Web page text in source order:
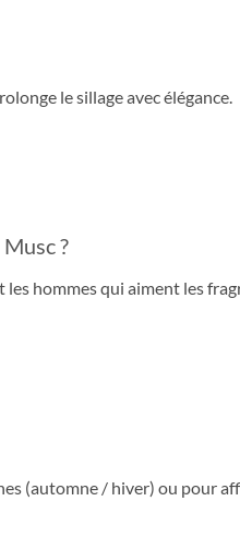
le sillage avec élégance.
?
hommes qui aiment les
(automne / hiver) ou pour